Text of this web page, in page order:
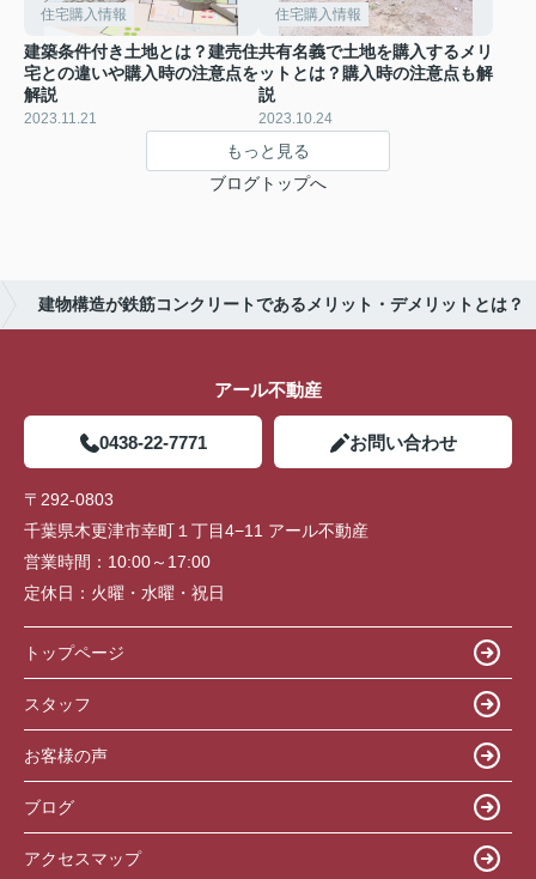
住宅購入情報
建築条件付き土地とは？建売住
宅との違いや購入時の注意点を
解説
2023.11.21
住宅購入情報
共有名義で土地を購入するメリ
ットとは？購入時の注意点も解
説
2023.10.24
もっと見る
ブログトップへ
建物構造が鉄筋コンクリートであるメリット・デメリットとは？
アール不動産
0438-22-7771 お問い合わせ
〒292-0803
千葉県木更津市幸町１丁目4−11 アール不動産
営業時間： 10:00～17:00
定休日： 火曜・水曜・祝日
トップページ
スタッフ
お客様の声
ブログ
アクセスマップ